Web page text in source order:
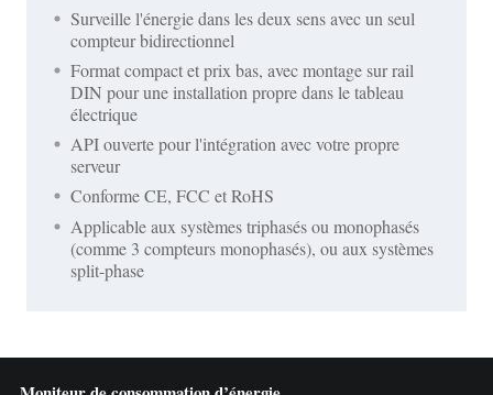
Surveille l'énergie dans les deux sens avec un seul
compteur bidirectionnel
Format compact et prix bas, avec montage sur rail
DIN pour une installation propre dans le tableau
électrique
API ouverte pour l'intégration avec votre propre
serveur
Conforme CE, FCC et RoHS
Applicable aux systèmes triphasés ou monophasés
(comme 3 compteurs monophasés), ou aux systèmes
split-phase